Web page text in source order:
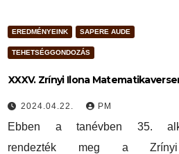
EREDMÉNYEINK SAPERE AUDE
TEHETSÉGGONDOZÁS
XXXV. Zrínyi Ilona
2024.04.22. PM
Ebben a tanévben 35.
rendezték meg a